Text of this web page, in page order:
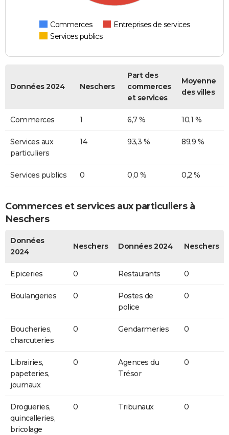
Commerces
Entreprises de services
Services publics
Données 2024 Neschers
Part des
commerces
et services
Moyenne
des villes
Commerces 1 6,7 % 10,1 %
Services aux
particuliers
14 93,3 % 89,9 %
Services publics 0 0,0 % 0,2 %
Commerces et services aux particuliers à
Neschers
Données
2024
Neschers Données 2024 Neschers
Epiceries 0 Restaurants 0
Boulangeries 0
Postes de
police
0
Boucheries,
charcuteries
0 Gendarmeries 0
Librairies,
papeteries,
journaux
0
Agences du
Trésor
0
Drogueries,
quincalleries,
bricolage
0 Tribunaux 0